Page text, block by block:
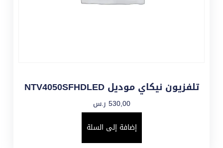
تلفزيون نيكاي موديل NTV4050SFHDLED
530,00 ر.س
إضافة إلى السلة